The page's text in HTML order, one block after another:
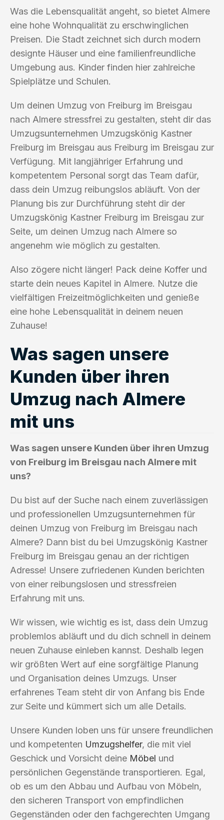
Was die Lebensqualität angeht, so bietet Almere
eine hohe Wohnqualität zu erschwinglichen
Preisen. Die Stadt zeichnet sich durch modern
designte Häuser und eine familienfreundliche
Umgebung aus. Kinder finden hier zahlreiche
Spielplätze und Schulen.
Um deinen Umzug von Freiburg im Breisgau
nach Almere stressfrei zu gestalten, steht dir das
Umzugsunternehmen Umzugskönig Kastner
Freiburg im Breisgau aus Freiburg im Breisgau zur
Verfügung. Mit langjähriger Erfahrung und
kompetentem Personal sorgt das Team dafür,
dass dein Umzug reibungslos abläuft. Von der
Planung bis zur Durchführung steht dir der
Umzugskönig Kastner Freiburg im Breisgau zur
Seite, um deinen Umzug nach Almere so
angenehm wie möglich zu gestalten.
Also zögere nicht länger! Pack deine Koffer und
starte dein neues Kapitel in Almere. Nutze die
vielfältigen Freizeitmöglichkeiten und genieße
eine hohe Lebensqualität in deinem neuen
Zuhause!
Was sagen unsere
Kunden über ihren
Umzug nach Almere
mit uns
Was sagen unsere Kunden über ihren Umzug
von Freiburg im Breisgau nach Almere mit
uns?
Du bist auf der Suche nach einem zuverlässigen
und professionellen Umzugsunternehmen für
deinen Umzug von Freiburg im Breisgau nach
Almere? Dann bist du bei Umzugskönig Kastner
Freiburg im Breisgau genau an der richtigen
Adresse! Unsere zufriedenen Kunden berichten
von einer reibungslosen und stressfreien
Erfahrung mit uns.
Wir wissen, wie wichtig es ist, dass dein Umzug
problemlos abläuft und du dich schnell in deinem
neuen Zuhause einleben kannst. Deshalb legen
wir größten Wert auf eine sorgfältige Planung
und Organisation deines Umzugs. Unser
erfahrenes Team steht dir von Anfang bis Ende
zur Seite und kümmert sich um alle Details.
Unsere Kunden loben uns für unsere freundlichen
und kompetenten Umzugshelfer, die mit viel
Geschick und Vorsicht deine Möbel und
persönlichen Gegenstände transportieren. Egal,
ob es um den Abbau und Aufbau von Möbeln,
den sicheren Transport von empfindlichen
Gegenständen oder den fachgerechten Umgang